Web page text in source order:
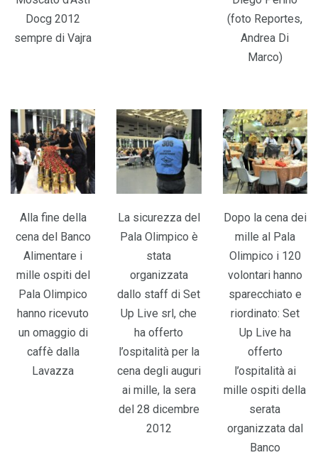
Docg 2012
sempre di Vajra
(foto Reportes,
Andrea Di
Marco)
Alla fine della
cena del Banco
Alimentare i
mille ospiti del
Pala Olimpico
hanno ricevuto
un omaggio di
caffè dalla
Lavazza
La sicurezza del
Pala Olimpico è
stata
organizzata
dallo staff di Set
Up Live srl, che
ha offerto
l’ospitalità per la
cena degli auguri
ai mille, la sera
del 28 dicembre
2012
Dopo la cena dei
mille al Pala
Olimpico i 120
volontari hanno
sparecchiato e
riordinato: Set
Up Live ha
offerto
l’ospitalità ai
mille ospiti della
serata
organizzata dal
Banco